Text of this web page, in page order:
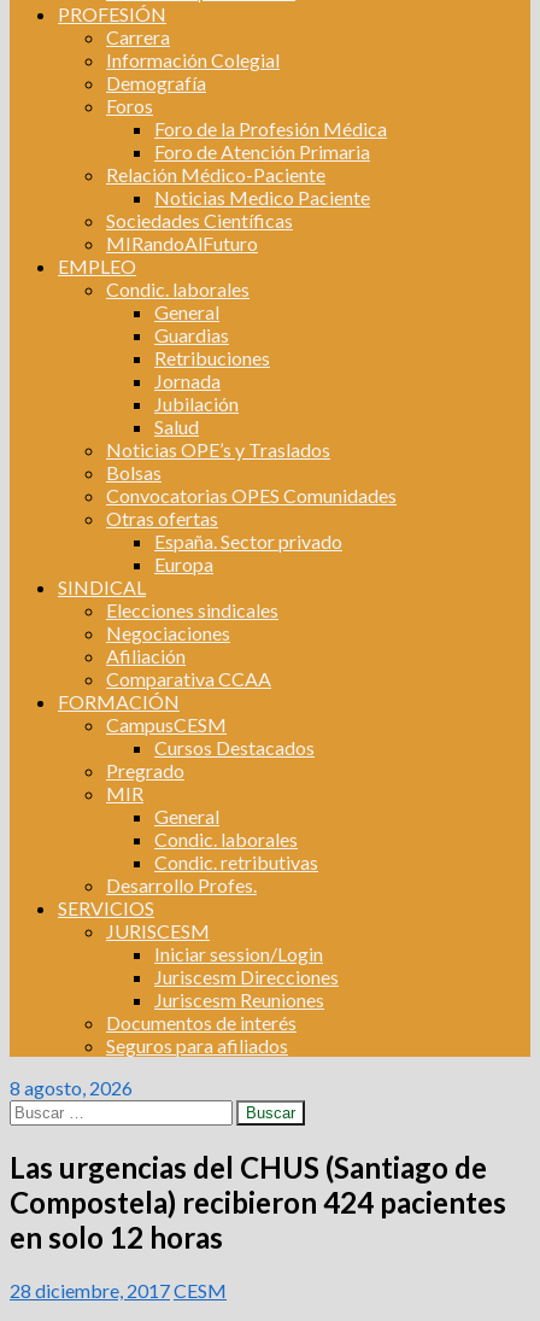
PROFESIÓN
Carrera
Información Colegial
Demografía
Foros
Foro de la Profesión Médica
Foro de Atención Primaria
Relación Médico-Paciente
Noticias Medico Paciente
Sociedades Científicas
MIRandoAlFuturo
EMPLEO
Condic. laborales
General
Guardias
Retribuciones
Jornada
Jubilación
Salud
Noticias OPE’s y Traslados
Bolsas
Convocatorias OPES Comunidades
Otras ofertas
España. Sector privado
Europa
SINDICAL
Elecciones sindicales
Negociaciones
Afiliación
Comparativa CCAA
FORMACIÓN
CampusCESM
Cursos Destacados
Pregrado
MIR
General
Condic. laborales
Condic. retributivas
Desarrollo Profes.
SERVICIOS
JURISCESM
Iniciar session/Login
Juriscesm Direcciones
Juriscesm Reuniones
Documentos de interés
Seguros para afiliados
8 agosto, 2026
Buscar:
Las urgencias del CHUS (Santiago de
Compostela) recibieron 424 pacientes
en solo 12 horas
28 diciembre, 2017CESM